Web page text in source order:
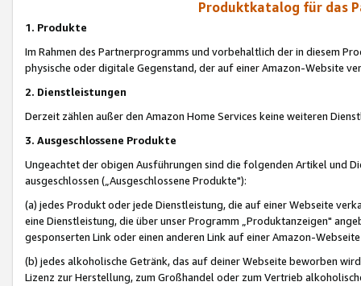
Produktkatalog für das
1. Produkte
Im Rahmen des Partnerprogramms und vorbehaltlich der in diesem
physische oder digitale Gegenstand, der auf einer Amazon-Website
2. Dienstleistungen
Derzeit zählen außer den Amazon Home Services keine weiteren
3. Ausgeschlossene Produkte
Ungeachtet der obigen Ausführungen sind die folgenden Artikel und
ausgeschlossen („Ausgeschlossene Produkte"):
(a) jedes Produkt oder jede Dienstleistung, die auf einer Webseite
eine Dienstleistung, die über unser Programm „Produktanzeigen"
gesponserten Link oder einen anderen Link auf einer Amazon-
(b) jedes alkoholische Getränk, das auf deiner Webseite beworben
Lizenz zur Herstellung, zum Großhandel oder zum Vertrieb